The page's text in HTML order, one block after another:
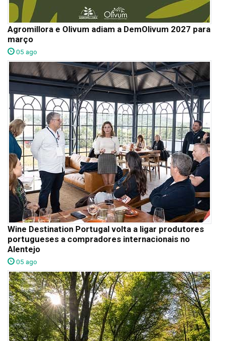
Agromillora e Olivum adiam a DemOlivum 2027 para
março
05 ago
Wine Destination Portugal volta a ligar produtores
portugueses a compradores internacionais no
Alentejo
05 ago